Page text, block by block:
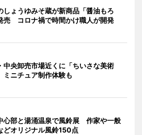
しょうゆみそ蔵が新商品「醤油もろ
売 コロナ禍で時間かけ職人が開発
中央卸売市場近くに「ちいさな美術
ニチュア制作体験も
心部と湯涌温泉で風鈴展 作家や一般
どオリジナル風鈴150点